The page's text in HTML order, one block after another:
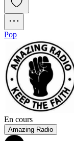
Pop
En cours
Amazing Radio